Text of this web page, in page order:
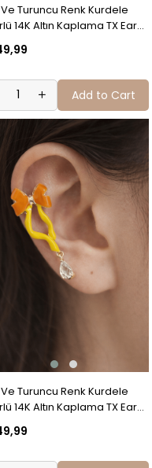
Ve Turuncu Renk Kurdele
14K Altın Kaplama TX Ear
Add to Cart
Ve Turuncu Renk Kurdele
14K Altın Kaplama TX Ear
(Tek)